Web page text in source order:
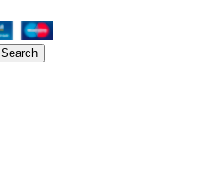
Search